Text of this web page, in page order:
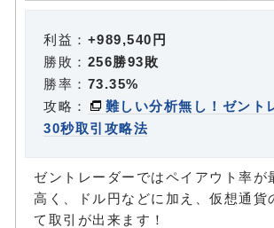
利益： +989,540円
勝敗： 256勝93敗
勝率： 73.35%
攻略：
難しい分析無し！ゼント
30秒取引攻略法
ゼントレーダーではペイアウト率が
高く、ドル円などに加え、仮想通貨
て取引が出来ます！